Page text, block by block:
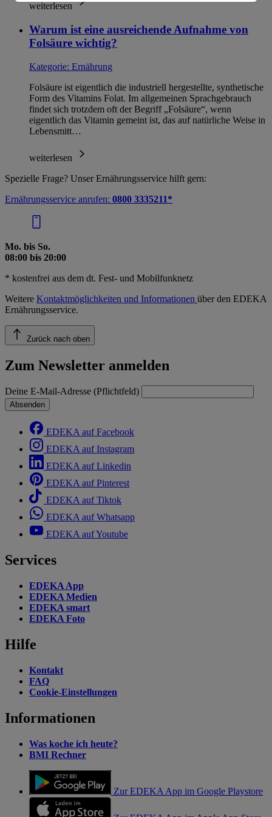
weiterlesen
Warum ist eine ausreichende Aufnahme von
Folsäure wichtig?
Kategorie: Ernährung
Folsäure ist eigentlich die industriell hergestellte, synthetische
Form des Vitamins Folat. Im allgemeinen Sprachgebrauch
findet sich trotzdem oft der Begriff „Folsäure“, wenn
eigentlich das Vitamin gemeint ist, das auf natürliche Weise in
Lebensmitt…
weiterlesen
Spezielle Frage? Unser Ernährungsservice hilft gern:
Ernährungsservice anrufen: 0800 3335211*
Mo. bis So.
08:00 bis 20:00
* kostenfrei aus dem dt. Fest- und Mobilfunknetz
Weitere Kontaktmöglichkeiten und Informationen über den EDEKA
Ernährungsservice.
Zurück nach oben
Zum Newsletter anmelden
Deine E-Mail-Adresse (Pflichtfeld)
Absenden
EDEKA auf Facebook
EDEKA auf Instagram
EDEKA auf Linkedin
EDEKA auf Pinterest
EDEKA auf Tiktok
EDEKA auf Whatsapp
EDEKA auf Youtube
Services
EDEKA App
EDEKA Medien
EDEKA smart
EDEKA Foto
Hilfe
Kontakt
FAQ
Cookie-Einstellungen
Informationen
Was koche ich heute?
BMI Rechner
Zur EDEKA App im Google Playstore
Informationen zum Herausgeber der Seite findest du